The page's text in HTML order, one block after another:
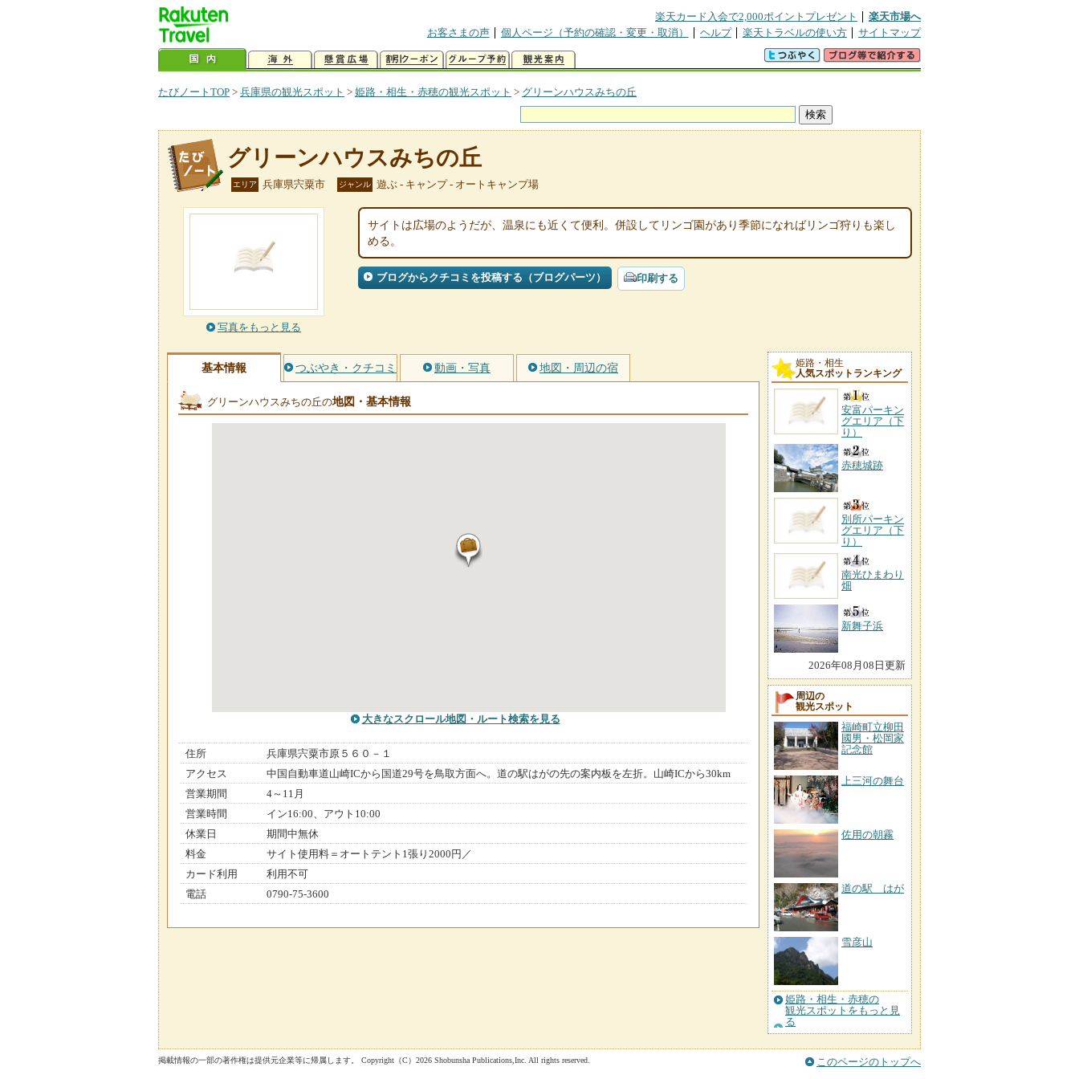
楽天カード入会で2,000ポイントプレゼント
楽天市場へ
お客さまの声
個人ページ（予約の確認・変更・取消） ヘルプ 楽天トラベルの使い方 サイトマップ
たびノートTOP > 兵庫県の観光スポット > 姫路・相生・赤穂の観光スポット > グリーンハウスみちの丘
グリーンハウスみちの丘
エリア 兵庫県宍粟市 ジャンル 遊ぶ - キャンプ - オートキャンプ場
写真をもっと見る
サイトは広場のようだが、温泉にも近くて便利。併設してリンゴ園があり季節になればリンゴ狩りも楽し
める。
ブログからクチコミを投稿する（ブログパーツ） 印刷する
基本情報 つぶやき・クチコミ 動画・写真 地図・周辺の宿
グリーンハウスみちの丘の地図・基本情報
大きなスクロール地図 ・ルート検索を見る
住所
兵庫県宍粟市原５６０－１
アクセス
中国自動車道山崎ICから国道29号を鳥取方面へ。道の駅はがの先の案内板を左折。山崎ICから30km
営業期間
4～11月
営業時間
イン16:00、アウト10:00
休業日
期間中無休
料金
サイト使用料＝オートテント1張り2000円／
カード利用
利用不可
電話
0790-75-3600
姫路・相生
人気スポットランキング
安富パーキン
グエリア（下
り）
赤穂城跡
別所パーキン
グエリア（下
り）
南光ひまわり
畑
新舞子浜
2026年08月08日更新
周辺の
観光スポット
福崎町立柳田
國男・松岡家
記念館
上三河の舞台
佐用の朝霧
道の駅 はが
雪彦山
姫路・相生・赤穂の
観光スポットをもっと見
る
掲載情報の一部の著作権は提供元企業等に帰属します。 Copyright（C）2026 Shobunsha Publications,Inc. All rights reserved. このページのトップへ